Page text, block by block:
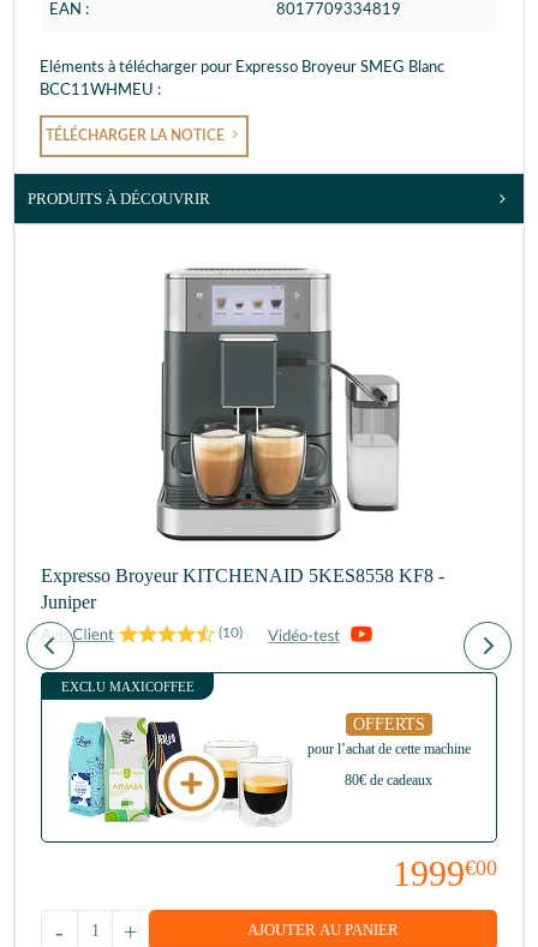
EAN : 8017709334819
Eléments à télécharger pour Expresso Broyeur SMEG Blanc
BCC11WHMEU :
TÉLÉCHARGER LA NOTICE
PRODUITS À DÉCOUVRIR
Expresso Broyeur KITCHENAID 5KES8558 KF8 -
Juniper
(10)
EXCLU MAXICOFFEE
OFFERTS
pour l’achat de cette machine
80€ de cadeaux
1999€00
+
- AJOUTER AU PANIER